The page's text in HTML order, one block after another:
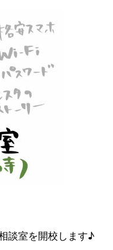
談室を開校します♪